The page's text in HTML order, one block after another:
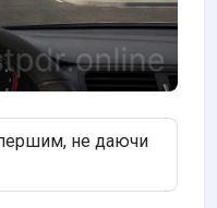
першим, не даючи